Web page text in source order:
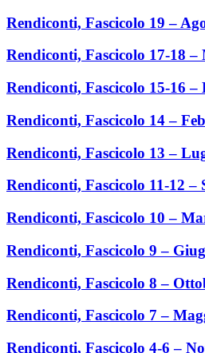
Rendiconti, Fascicolo 19 –
Rendiconti, Fascicolo 17-18 –
Rendiconti, Fascicolo 15-16 –
Rendiconti, Fascicolo 14 –
Rendiconti, Fascicolo 13 –
Rendiconti, Fascicolo 11-12 –
Rendiconti, Fascicolo 10 –
Rendiconti, Fascicolo 9 –
Rendiconti, Fascicolo 8 –
Rendiconti, Fascicolo 7 –
Rendiconti, Fascicolo 4-6 –